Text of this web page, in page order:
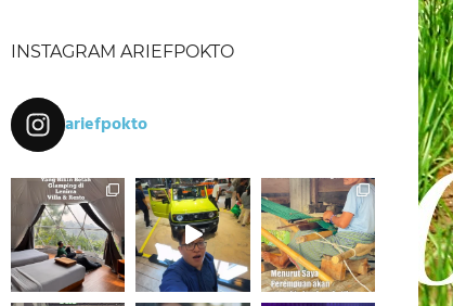
INSTAGRAM ARIEFPOKTO
ariefpokto